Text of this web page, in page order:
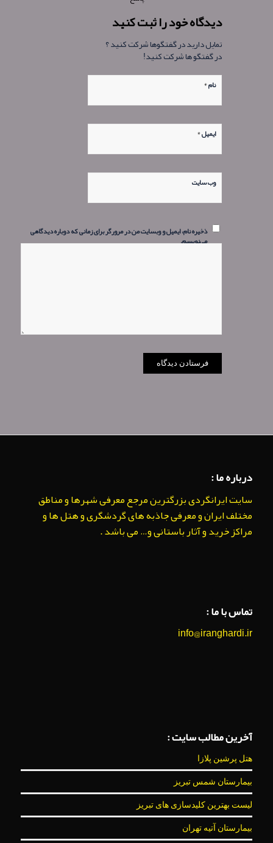
دیدگاه خود را ثبت کنید
تمایل دارید در گفتگوها شرکت کنید ؟
در گفتگو ها شرکت کنید!
نام*
ایمیل*
وب‌ سایت
ذخیره نام، ایمیل و وبسایت من در مرورگر برای زمانی که دوباره دیدگاهی
می‌نویسم.
درباره ما :
سایت ایرانگردی بزرگترین مرجع معرفی شهرها و مناطق
مختلف ایران و معرفی جاذبه های گردشگری و هتل ها و
مراکز خرید و آثار باستانی و… می باشد .
تماس با ما :
info@iranghardi.ir
آخرین مطالب سایت :
هتل پرشین پلازا
بیمارستان شمس تبریز
لیست بهترین کلیدسازی های تبریز
بیمارستان آتیه تهران